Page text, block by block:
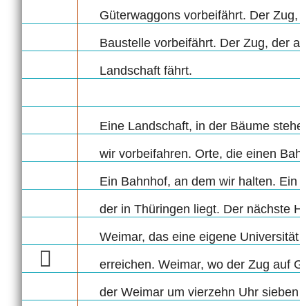
Güterwaggons vorbeifährt. Der
Baustelle vorbeifährt. Der Zug, der
Landschaft fährt.
Eine Landschaft, in der Bäume
wir vorbeifahren. Orte, die einen
Ein Bahnhof, an dem wir halten.
der in Thüringen liegt. Der nächste
Weimar, das eine eigene
erreichen. Weimar, wo der Zug auf
der Weimar um vierzehn Uhr